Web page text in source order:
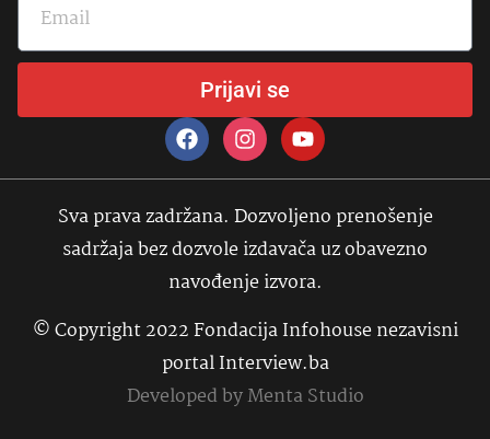
Prijavi se
Sva prava zadržana. Dozvoljeno prenošenje
sadržaja bez dozvole izdavača uz obavezno
navođenje izvora.
© Copyright 2022 Fondacija Infohouse nezavisni
portal Interview.ba
Developed byMenta Studio